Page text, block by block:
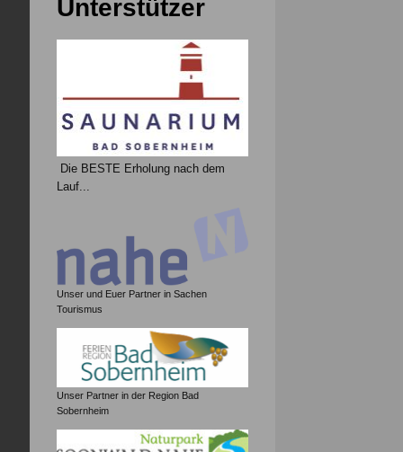
Unterstützer
Die BESTE Erholung nach dem
Lauf...
Unser und Euer Partner in Sachen
Tourismus
Unser Partner in der Region Bad
Sobernheim